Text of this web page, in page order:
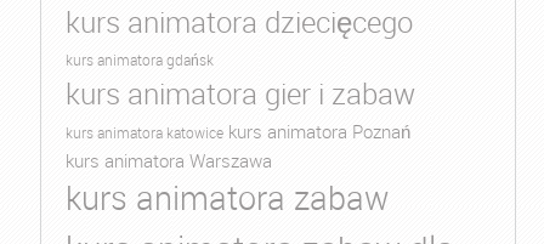
kurs animatora dziecięcego
kurs animatora gdańsk
kurs animatora gier i zabaw
kurs animatora katowice kurs animatora Poznań
kurs animatora Warszawa
kurs animatora zabaw